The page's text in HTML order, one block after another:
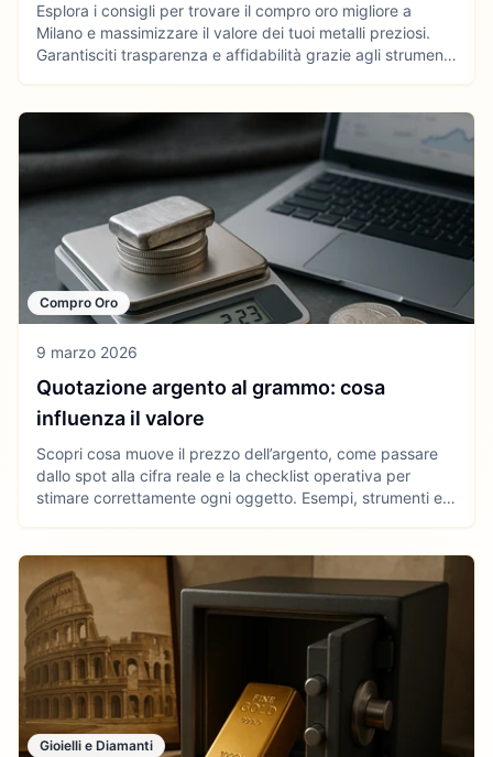
Esplora i consigli per trovare il compro oro migliore a
Milano e massimizzare il valore dei tuoi metalli preziosi.
Garantisciti trasparenza e affidabilità grazie agli strumenti
Compro Oro
9 marzo 2026
Quotazione argento al grammo: cosa
influenza il valore
Scopri cosa muove il prezzo dell’argento, come passare
dallo spot alla cifra reale e la checklist operativa per
stimare correttamente ogni oggetto. Esempi, strumenti e
Gioielli e Diamanti